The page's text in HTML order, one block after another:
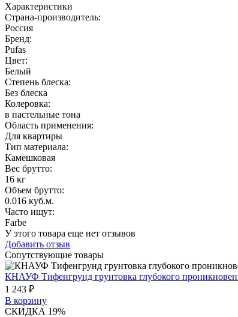
Характеристики
Страна-производитель:
Россия
Бренд:
Pufas
Цвет:
Белый
Степень блеска:
Без блеска
Колеровка:
в пастельные тона
Область применения:
Для квартиры
Тип материала:
Камешковая
Вес брутто:
16 кг
Объем брутто:
0.016 куб.м.
Часто ищут:
Farbe
У этого товара еще нет отзывов
Добавить отзыв
Сопутствующие товары
КНАУФ Тифенгрунд грунтовка глубокого
1 243 ₽
В корзину
СКИДКА 19%